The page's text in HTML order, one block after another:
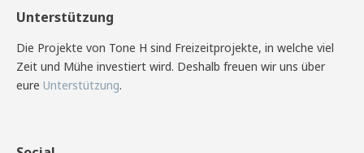
Unterstützung
Die Projekte von Tone H sind Freizeitprojekte, in welche viel
Zeit und Mühe investiert wird. Deshalb freuen wir uns über
eure Unterstützung.